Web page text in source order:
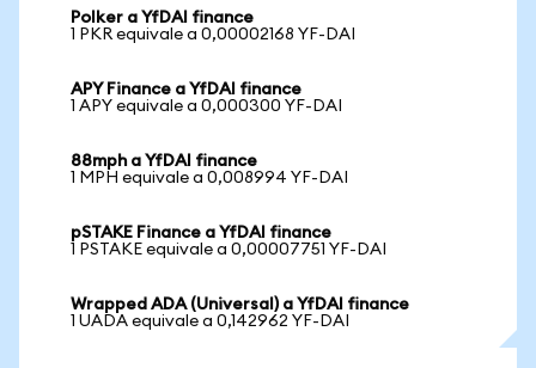
Polker a YfDAI finance
1 PKR equivale a 0,00002168 YF-DAI
APY Finance a YfDAI finance
1 APY equivale a 0,000300 YF-DAI
88mph a YfDAI finance
1 MPH equivale a 0,008994 YF-DAI
pSTAKE Finance a YfDAI finance
1 PSTAKE equivale a 0,00007751 YF-DAI
Wrapped ADA (Universal) a YfDAI finance
1 UADA equivale a 0,142962 YF-DAI